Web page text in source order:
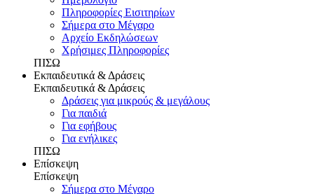
Πληροφορίες Εισιτηρίων
Σήμερα στο Μέγαρο
Αρχείο Eκδηλώσεων
Χρήσιμες Πληροφορίες
ΠΙΣΩ
Εκπαιδευτικά & Δράσεις
Εκπαιδευτικά & Δράσεις
Δράσεις για μικρούς & μεγάλους
Για παιδιά
Για εφήβους
Για ενήλικες
ΠΙΣΩ
Επίσκεψη
Επίσκεψη
Σήμερα στο Μέγαρο